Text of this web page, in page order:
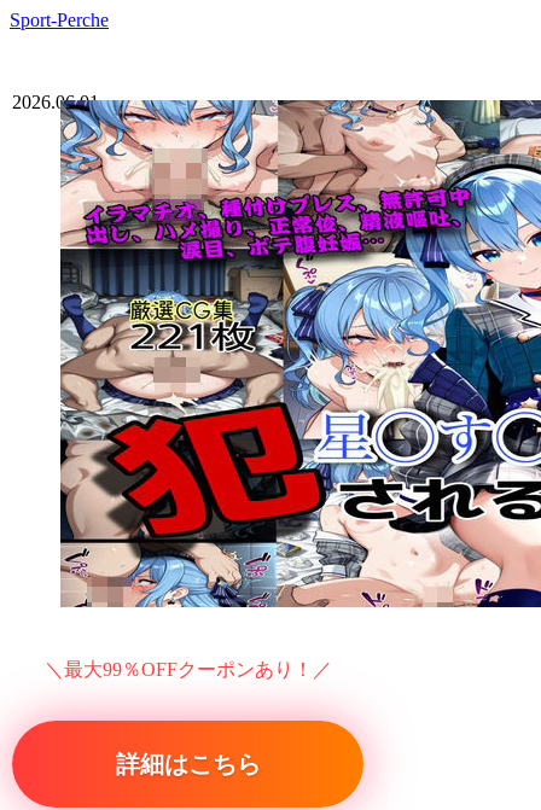
Sport-Perche
2026.06.01
＼最大99％OFFクーポンあり！／
詳細はこちら